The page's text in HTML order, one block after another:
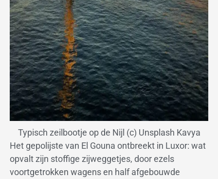
Typisch zeilbootje op de Nijl (c) Unsplash Kavya
Het gepolijste van El Gouna ontbreekt in Luxor: wat
opvalt zijn stoffige zijweggetjes, door ezels
voortgetrokken wagens en half afgebouwde